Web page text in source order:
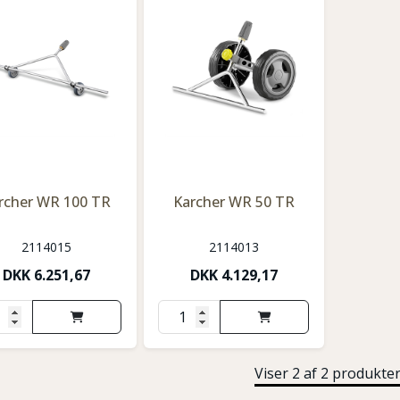
WR 100 TR
2114015
DKK 6.251,67
Karcher WR 50 TR
2114013
DKK 4.129,17
Viser 2 af 2 produkter